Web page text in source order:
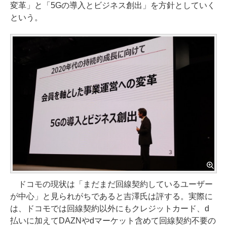
変革」と「5Gの導入とビジネス創出」を方針としていく
という。
ドコモの現状は「まだまだ回線契約しているユーザー
が中心」と見られがちであると吉澤氏は評する。実際に
は、ドコモでは回線契約以外にもクレジットカード、d
払いに加えてDAZNやdマーケット含めて回線契約不要の